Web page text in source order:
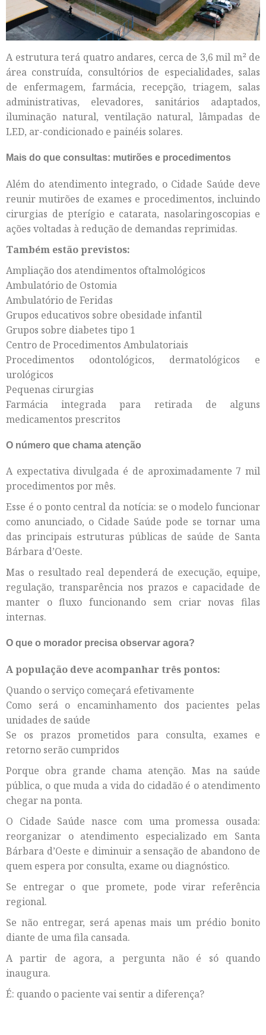
A estrutura terá quatro andares, cerca de 3,6 mil m² de
área construída, consultórios de especialidades, salas
de enfermagem, farmácia, recepção, triagem, salas
administrativas, elevadores, sanitários adaptados,
iluminação natural, ventilação natural, lâmpadas de
LED, ar-condicionado e painéis solares.
Mais do que consultas: mutirões e procedimentos
Além do atendimento integrado, o Cidade Saúde deve
reunir mutirões de exames e procedimentos, incluindo
cirurgias de pterígio e catarata, nasolaringoscopias e
ações voltadas à redução de demandas reprimidas.
Também estão previstos:
Ampliação dos atendimentos oftalmológicos
Ambulatório de Ostomia
Ambulatório de Feridas
Grupos educativos sobre obesidade infantil
Grupos sobre diabetes tipo 1
Centro de Procedimentos Ambulatoriais
Procedimentos odontológicos, dermatológicos e
urológicos
Pequenas cirurgias
Farmácia integrada para retirada de alguns
medicamentos prescritos
O número que chama atenção
A expectativa divulgada é de aproximadamente 7 mil
procedimentos por mês.
Esse é o ponto central da notícia: se o modelo funcionar
como anunciado, o Cidade Saúde pode se tornar uma
das principais estruturas públicas de saúde de Santa
Bárbara d’Oeste.
Mas o resultado real dependerá de execução, equipe,
regulação, transparência nos prazos e capacidade de
manter o fluxo funcionando sem criar novas filas
internas.
O que o morador precisa observar agora?
A população deve acompanhar três pontos:
Quando o serviço começará efetivamente
Como será o encaminhamento dos pacientes pelas
unidades de saúde
Se os prazos prometidos para consulta, exames e
retorno serão cumpridos
Porque obra grande chama atenção. Mas na saúde
pública, o que muda a vida do cidadão é o atendimento
chegar na ponta.
O Cidade Saúde nasce com uma promessa ousada:
reorganizar o atendimento especializado em Santa
Bárbara d’Oeste e diminuir a sensação de abandono de
quem espera por consulta, exame ou diagnóstico.
Se entregar o que promete, pode virar referência
regional.
Se não entregar, será apenas mais um prédio bonito
diante de uma fila cansada.
A partir de agora, a pergunta não é só quando
inaugura.
É: quando o paciente vai sentir a diferença?